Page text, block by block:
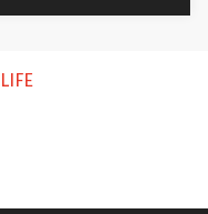
LIFE